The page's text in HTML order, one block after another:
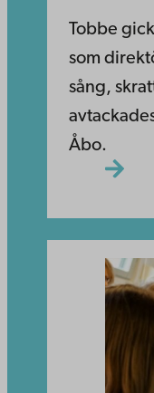
Tobbe
som
sång,
Åbo.